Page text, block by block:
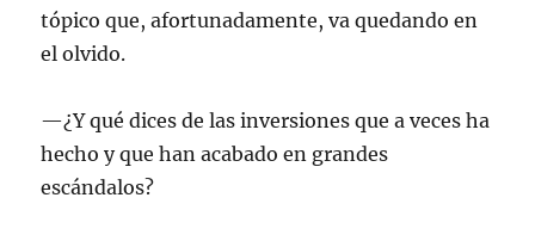
tópico que, afortunadamente, va quedando en
el olvido.
—¿Y qué dices de las inversiones que a veces ha
hecho y que han acabado en grandes
escándalos?